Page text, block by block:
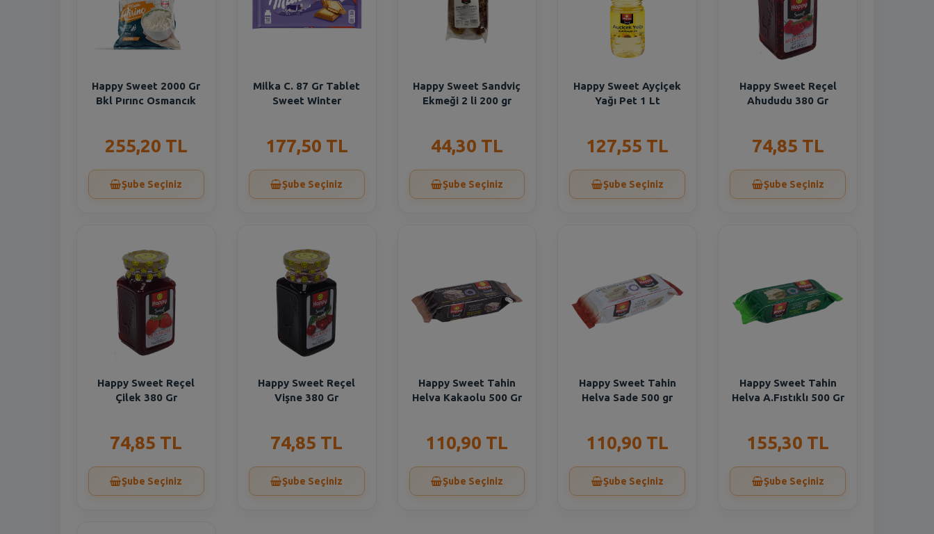
Happy Sweet 2000 Gr
Bkl Pırınc Osmancık
255,20 TL
Şube Seçiniz
Milka C. 87 Gr Tablet
Sweet Winter
177,50 TL
Şube Seçiniz
Happy Sweet Sandviç
Ekmeği 2 li 200 gr
44,30 TL
Şube Seçiniz
Happy Sweet Ayçiçek
Yağı Pet 1 Lt
127,55 TL
Şube Seçiniz
Happy Sweet Reçel
Ahududu 380 Gr
74,85 TL
Şube Seçiniz
Happy Sweet Reçel
Çilek 380 Gr
74,85 TL
Şube Seçiniz
Happy Sweet Reçel
Vişne 380 Gr
74,85 TL
Şube Seçiniz
Happy Sweet Tahin
Helva Kakaolu 500 Gr
110,90 TL
Şube Seçiniz
Happy Sweet Tahin
Helva Sade 500 gr
110,90 TL
Şube Seçiniz
Happy Sweet Tahin
Helva A.Fıstıklı 500 Gr
155,30 TL
Şube Seçiniz